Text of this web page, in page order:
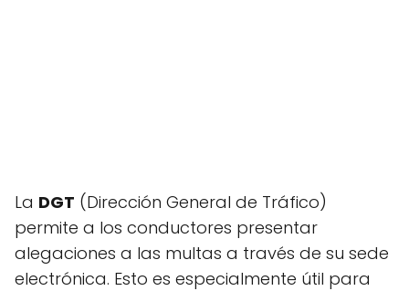
La DGT (Dirección General de Tráfico)
permite a los conductores presentar
alegaciones a las multas a través de su sede
electrónica. Esto es especialmente útil para